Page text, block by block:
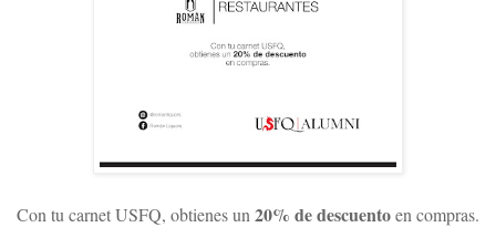
Con tu carnet USFQ, obtienes un20% de descuentoen compras.